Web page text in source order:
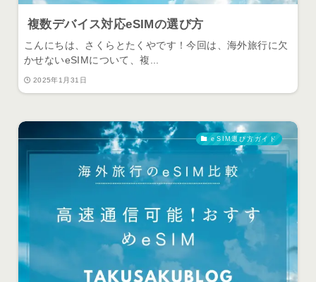
複数デバイス対応eSIMの選び方
こんにちは、さくらとたくやです！今回は、海外旅行に欠
かせないeSIMについて、複...
2025年1月31日
eSIM選び方ガイド